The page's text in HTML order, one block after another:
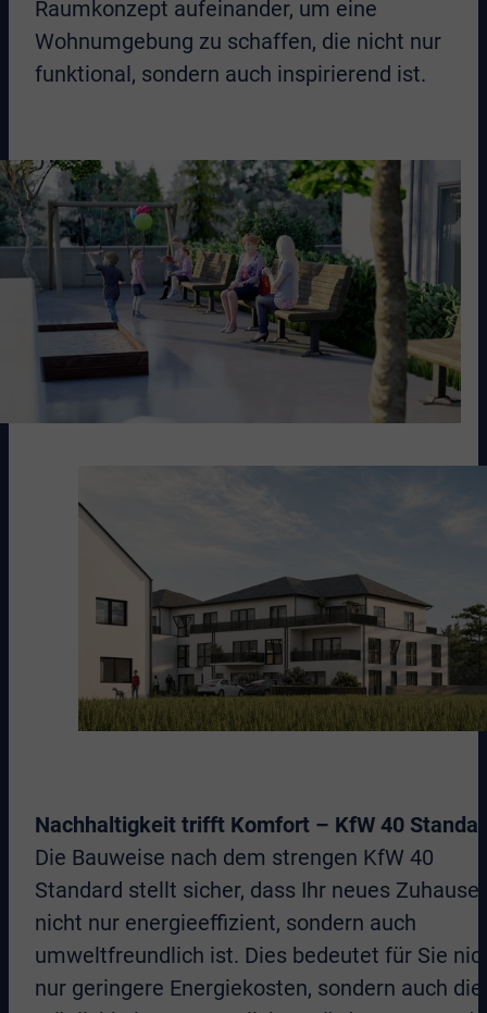
Raumkonzept aufeinander, um eine
Wohnumgebung zu schaffen, die nicht nur
funktional, sondern auch inspirierend ist.
Nachhaltigkeit trifft Komfort – KfW 40
Die Bauweise nach dem strengen KfW 40
Standard stellt sicher, dass Ihr neues Zuhause
nicht nur energieeffizient, sondern auch
umweltfreundlich ist. Dies bedeutet für Sie
nur geringere Energiekosten, sondern auch die